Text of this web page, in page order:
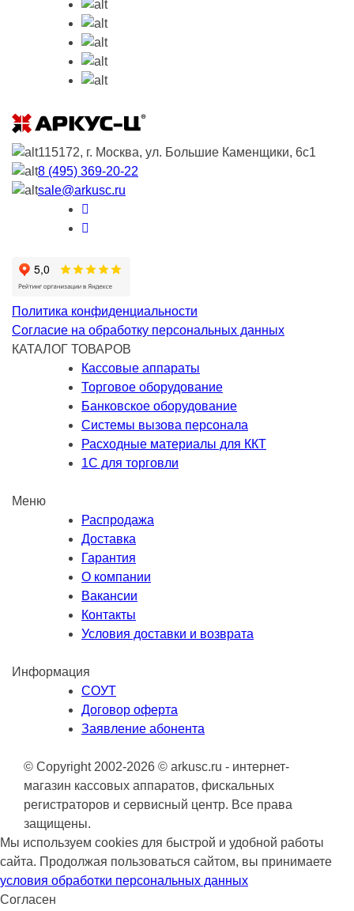
115172, г. Москва, ул. Большие Каменщики, 6с1
8 (495) 369-20-22
sale@arkusc.ru
Политика конфиденциальности
Согласие на обработку персональных данных
КАТАЛОГ ТОВАРОВ
Кассовые аппараты
Торговое оборудование
Банковское оборудование
Системы вызова персонала
Расходные материалы для ККТ
1С для торговли
Меню
Распродажа
Доставка
Гарантия
О компании
Вакансии
Контакты
Условия доставки и возврата
Информация
СОУТ
Договор оферта
Заявление абонента
© Copyright 2002-2026 © arkusc.ru - интернет-
магазин кассовых аппаратов, фискальных
регистраторов и сервисный центр. Все права
защищены.
Мы используем cookies для быстрой и удобной работы
сайта. Продолжая пользоваться сайтом, вы принимаете
условия обработки персональных данных
Согласен